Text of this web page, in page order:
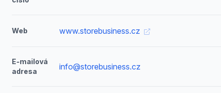
Web www.storebusiness.cz
E-mailová
adresa
info@storebusiness.cz